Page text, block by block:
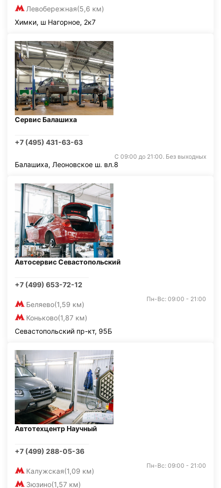
Левобережная(5,6 км)
Химки, ш Нагорное, 2к7
Сервис Балашиха
+7 (495) 431-63-63
С 09:00 до 21:00. Без выходных
Балашиха, Леоновское ш. вл.8
Автосервис Севастопольский
+7 (499) 653-72-12
Беляево(1,59 км)
Коньково(1,87 км)
Пн-Вс: 09:00 - 21:00
Севастопольский пр-кт, 95Б
Автотехцентр Научный
+7 (499) 288-05-36
Калужская(1,09 км)
Зюзино(1,57 км)
Пн-Вс: 09:00 - 21:00